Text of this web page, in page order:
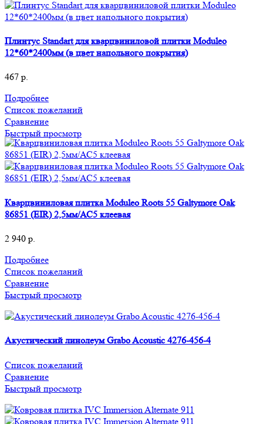
Плинтус Standart для кварцвиниловой плитки Moduleo
12*60*2400мм (в цвет напольного покрытия)
467 р.
Подробнее
Список пожеланий
Сравнение
Быстрый просмотр
Кварцвиниловая плитка Moduleo Roots 55 Galtymore Oak
86851 (EIR) 2,5мм/АС5 клеевая
2 940 р.
Подробнее
Список пожеланий
Сравнение
Быстрый просмотр
Акустический линолеум Grabo Acoustic 4276-456-4
Список пожеланий
Сравнение
Быстрый просмотр